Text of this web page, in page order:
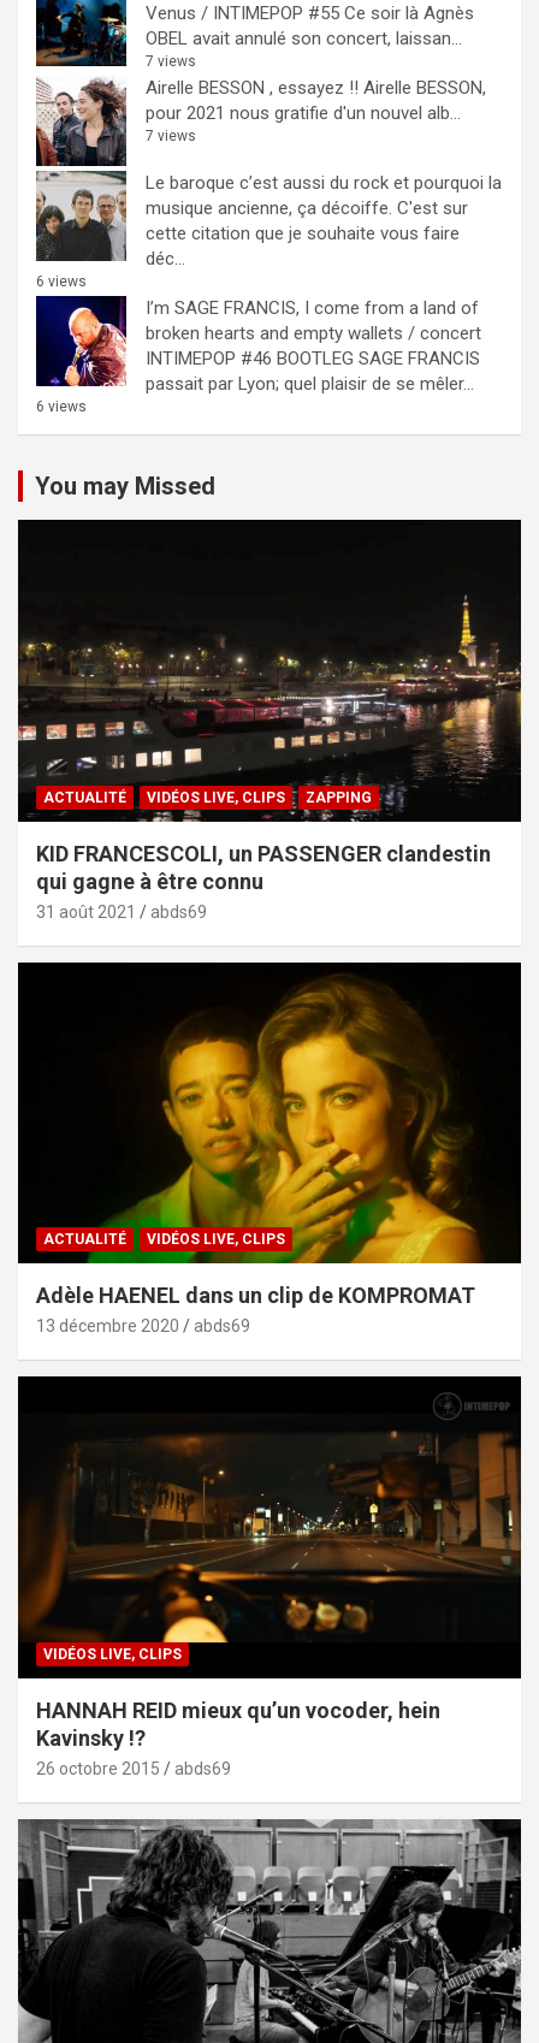
Venus / INTIMEPOP #55 Ce soir là Agnès
OBEL avait annulé son concert, laissan...
7 views
Airelle BESSON , essayez !! Airelle BESSON,
pour 2021 nous gratifie d'un nouvel alb...
7 views
Le baroque c’est aussi du rock et pourquoi la
musique ancienne, ça décoiffe. C'est sur
cette citation que je souhaite vous faire
déc...
6 views
I’m SAGE FRANCIS, I come from a land of
broken hearts and empty wallets / concert
INTIMEPOP #46 BOOTLEG SAGE FRANCIS
passait par Lyon; quel plaisir de se mêler...
6 views
You may Missed
ACTUALITÉ VIDÉOS LIVE, CLIPS ZAPPING
KID FRANCESCOLI, un PASSENGER clandestin
qui gagne à être connu
31 août 2021 abds69
ACTUALITÉ VIDÉOS LIVE, CLIPS
Adèle HAENEL dans un clip de KOMPROMAT
13 décembre 2020 abds69
VIDÉOS LIVE, CLIPS
HANNAH REID mieux qu’un vocoder, hein
Kavinsky !?
26 octobre 2015 abds69